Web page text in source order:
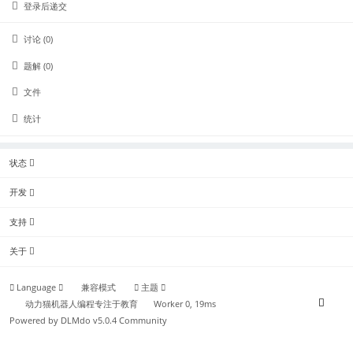
登录后递交
讨论 (0)
题解 (0)
文件
统计
状态
开发
支持
关于
Language 兼容模式
主题
动力猫机器人编程专注于教育
Worker 0, 19ms
Powered by DLMdo v5.0.4 Community